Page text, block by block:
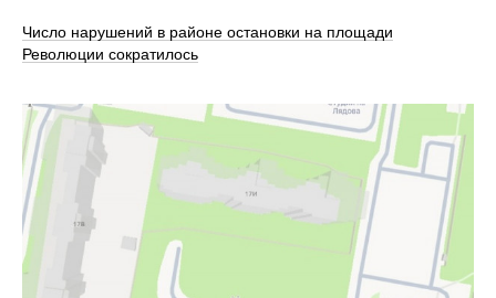
Число нарушений в районе остановки на площади
Революции сократилось